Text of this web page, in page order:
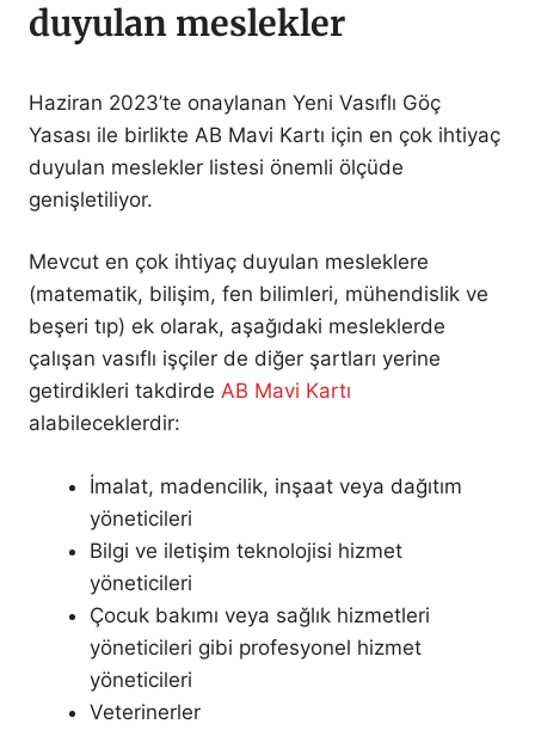
duyulan meslekler
Haziran 2023’te onaylanan Yeni Vasıflı Göç
Yasası ile birlikte AB Mavi Kartı için en çok ihtiyaç
duyulan meslekler listesi önemli ölçüde
genişletiliyor.
Mevcut en çok ihtiyaç duyulan mesleklere
(matematik, bilişim, fen bilimleri, mühendislik ve
beşeri tıp) ek olarak, aşağıdaki mesleklerde
çalışan vasıflı işçiler de diğer şartları yerine
getirdikleri takdirde AB Mavi Kartı
alabileceklerdir:
İmalat, madencilik, inşaat veya dağıtım
yöneticileri
Bilgi ve iletişim teknolojisi hizmet
yöneticileri
Çocuk bakımı veya sağlık hizmetleri
yöneticileri gibi profesyonel hizmet
yöneticileri
Veterinerler